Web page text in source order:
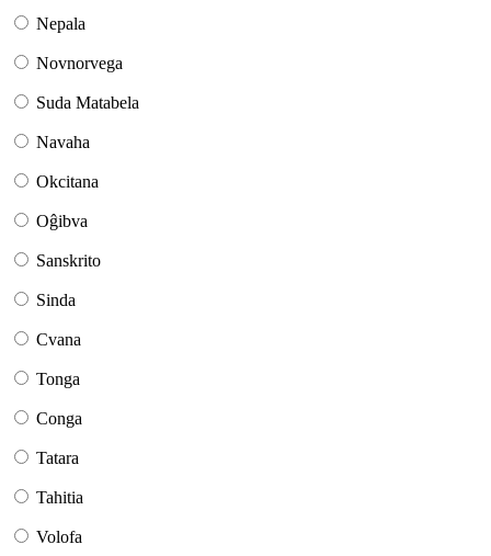
Nepala
Novnorvega
Suda Matabela
Navaha
Okcitana
Oĝibva
Sanskrito
Sinda
Cvana
Tonga
Conga
Tatara
Tahitia
Volofa